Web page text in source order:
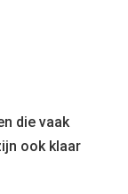
die vaak
ook klaar